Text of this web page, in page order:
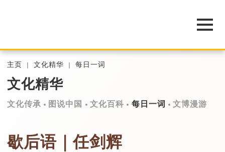
主页 文化精华 每日一词
文化精华
文化传承 图说中国 文化百科 每日一词 文博漫游
歇后语｜任剑辉